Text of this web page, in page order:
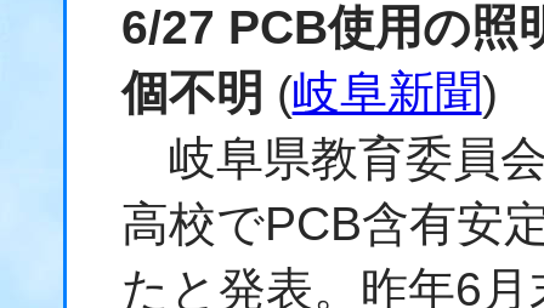
6/27 PCB使用の
個不明 (岐阜新聞)
岐阜県教育委員
高校でPCB含有安
たと発表。昨年6